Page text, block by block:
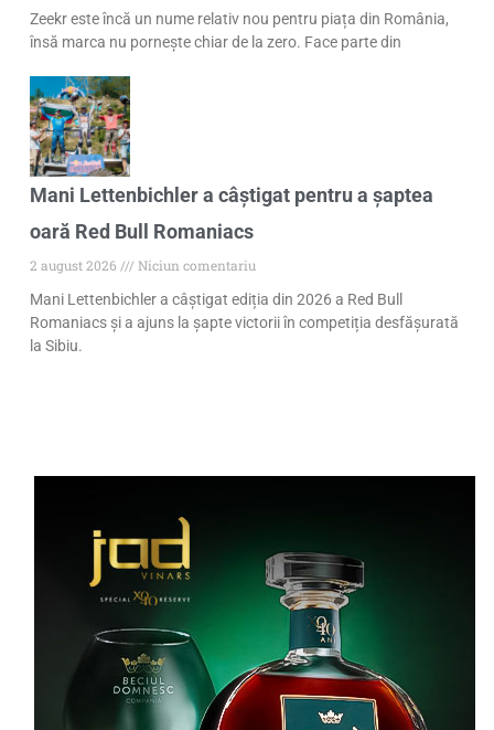
Zeekr este încă un nume relativ nou pentru piața din România,
însă marca nu pornește chiar de la zero. Face parte din
Mani Lettenbichler a câștigat pentru a șaptea
oară Red Bull Romaniacs
2 august 2026
Niciun comentariu
Mani Lettenbichler a câștigat ediția din 2026 a Red Bull
Romaniacs și a ajuns la șapte victorii în competiția desfășurată
la Sibiu.